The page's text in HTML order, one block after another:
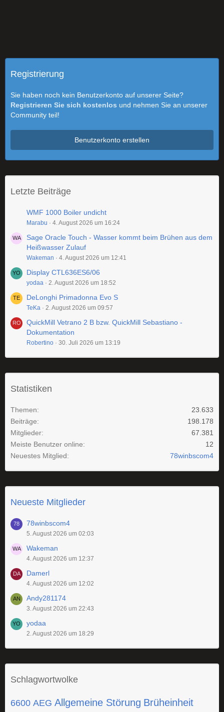
Registrierung
Sie haben noch kein Benutzerkonto auf unserer Seite?
Registrieren Sie sich kostenlos und nehmen Sie an unserer
Community teil!
Benutzerkonto erstellen
Letzte Beiträge
WMF 1000 Boiler undicht
Marabu 4. August 2026 um 16:24
Sage Oracle Touch - Wasser kommt beim Brühen aus dem
Heißwasser Zulauf
Wakeman 4. August 2026 um 12:41
Display CTL636ES6/06
yodaa 2. August 2026 um 18:52
DeLonghi Primadonna Evo S
TeKa 2. August 2026 um 09:57
QuickMill Vetrano 2 B bzw. QuickMill Sebastiano -
Dokumentation
Robertino 30. Juli 2026 um 13:19
Statistiken
Themen
23.633
Beiträge
198.178
Mitglieder
67.381
Meiste Benutzer online
12
Neuestes Mitglied
78winbscom4
Neueste Mitglieder
78winbscom4
5. August 2026 um 02:03
Wakeman
4. August 2026 um 12:37
Damerl
4. August 2026 um 12:02
Andy281174
3. August 2026 um 22:43
yodaa
2. August 2026 um 18:29
Schlagwortwolke
6600 AEG Allgemeine Störung Brüheinheit